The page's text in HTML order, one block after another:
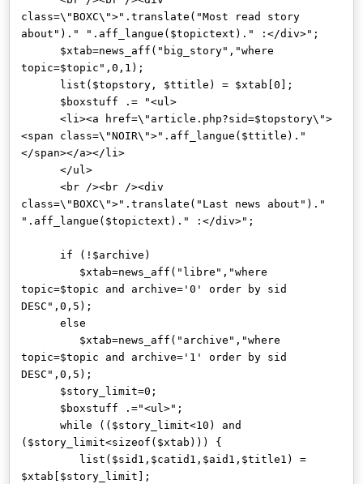
class=\"BOXC\">".translate("Most read story
about")." ".aff_langue($topictext)." :</div>";
$xtab=news_aff("big_story","where
topic=$topic",0,1);
list($topstory, $ttitle) = $xtab[0];
$boxstuff .= "<ul>
<li><a href=\"article.php?sid=$topstory\">
<span class=\"NOIR\">".aff_langue($ttitle)."
</span></a></li>
</ul>
<br /><br /><div
class=\"BOXC\">".translate("Last news about")."
".aff_langue($topictext)." :</div>";
if (!$archive)
$xtab=news_aff("libre","where
topic=$topic and archive='0' order by sid
DESC",0,5);
else
$xtab=news_aff("archive","where
topic=$topic and archive='1' order by sid
DESC",0,5);
$story_limit=0;
$boxstuff .="<ul>";
while (($story_limit<10) and
($story_limit<sizeof($xtab))) {
list($sid1,$catid1,$aid1,$title1) =
$xtab[$story_limit];